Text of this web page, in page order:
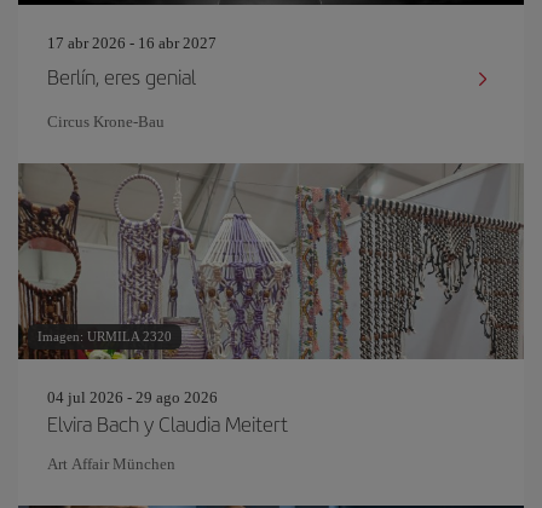
17 abr 2026 - 16 abr 2027
Berlín, eres genial
Circus Krone-Bau
Imagen: URMILA 2320
04 jul 2026 - 29 ago 2026
Elvira Bach y Claudia Meitert
Art Affair München